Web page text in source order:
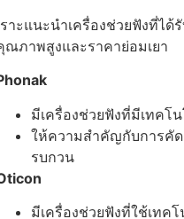
ราะแนะนำเครื่องช่วยฟังที่ไ
ณภาพสูงและราคาย่อมเยา
มีเครื่องช่วยฟังที่มีเทคโ
ให้ความสำคัญกับการคัด
รบกวน
มีเครื่องช่วยฟังที่ใช้เทค